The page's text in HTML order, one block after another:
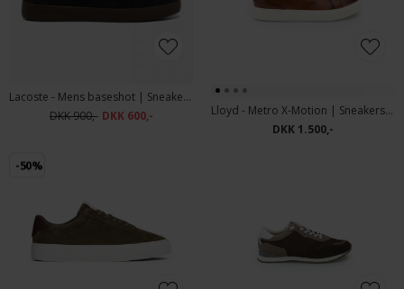
Lacoste - Mens baseshot | Sneakers Blk
DKK 900,- DKK 600,-
Lloyd - Metro X-Motion | Sneakers Cognac
DKK 1.500,-
-50%